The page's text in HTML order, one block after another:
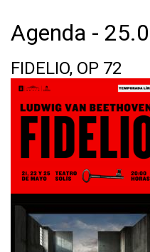
Agenda -
FIDELIO, OP 72